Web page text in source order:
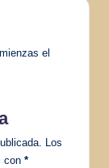
el
Los
con *